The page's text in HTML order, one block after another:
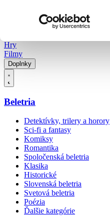
Hry
Filmy
Doplnky
Beletria
Detektívky, trilery a horory
Sci-fi a fantasy
Komiksy
Romantika
Spoločenská beletria
Klasika
Historické
Slovenská beletria
Svetová beletria
Poézia
Ďalšie kategórie